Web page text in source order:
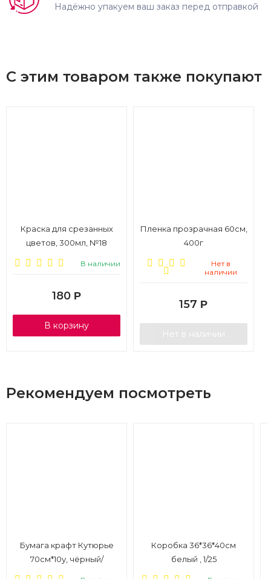
Надёжно упакуем ваш заказ перед отправкой
С этим товаром также покупают
Краска для срезанных
цветов, 300мл, №18
В наличии
180 Р
В корзину
Пленка прозрачная 60см,
400г
Нет в
наличии
157 Р
Нет в наличии
Рекомендуем посмотреть
Бумага крафт Кутюрье
70см*10у, чёрный/
Коробка 36*36*40см
белый , 1/25